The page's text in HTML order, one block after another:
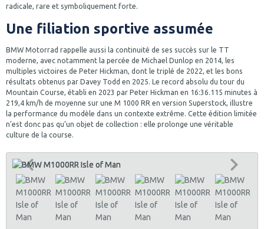
radicale, rare et symboliquement forte.
Une filiation sportive assumée
BMW Motorrad rappelle aussi la continuité de ses succès sur le TT
moderne, avec notamment la percée de Michael Dunlop en 2014, les
multiples victoires de Peter Hickman, dont le triplé de 2022, et les bons
résultats obtenus par Davey Todd en 2025. Le record absolu du tour du
Mountain Course, établi en 2023 par Peter Hickman en 16:36.115 minutes à
219,4 km/h de moyenne sur une M 1000 RR en version Superstock, illustre
la performance du modèle dans un contexte extrême. Cette édition limitée
n’est donc pas qu’un objet de collection : elle prolonge une véritable
culture de la course.